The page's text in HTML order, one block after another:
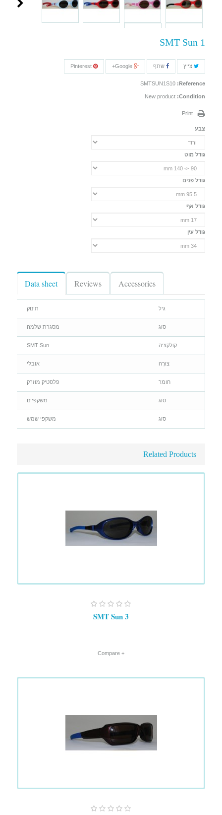
SMT Sun 1
צייץ שתף
Reference:
SMTSUN1S10
Condition:
New product
Print
צבע
גודל מוט
גודל פנים
גודל אף
גודל עין
Data sheet Reviews Accessories
גיל תינוק
סוג מסגרת שלמה
קולקציה SMT Sun
צוּרָה אובלי
חומר פלסטיק מוזרק
סוג משקפיים
סוג משקפי שמש
Related Products
SMT Sun 3
+ Compare